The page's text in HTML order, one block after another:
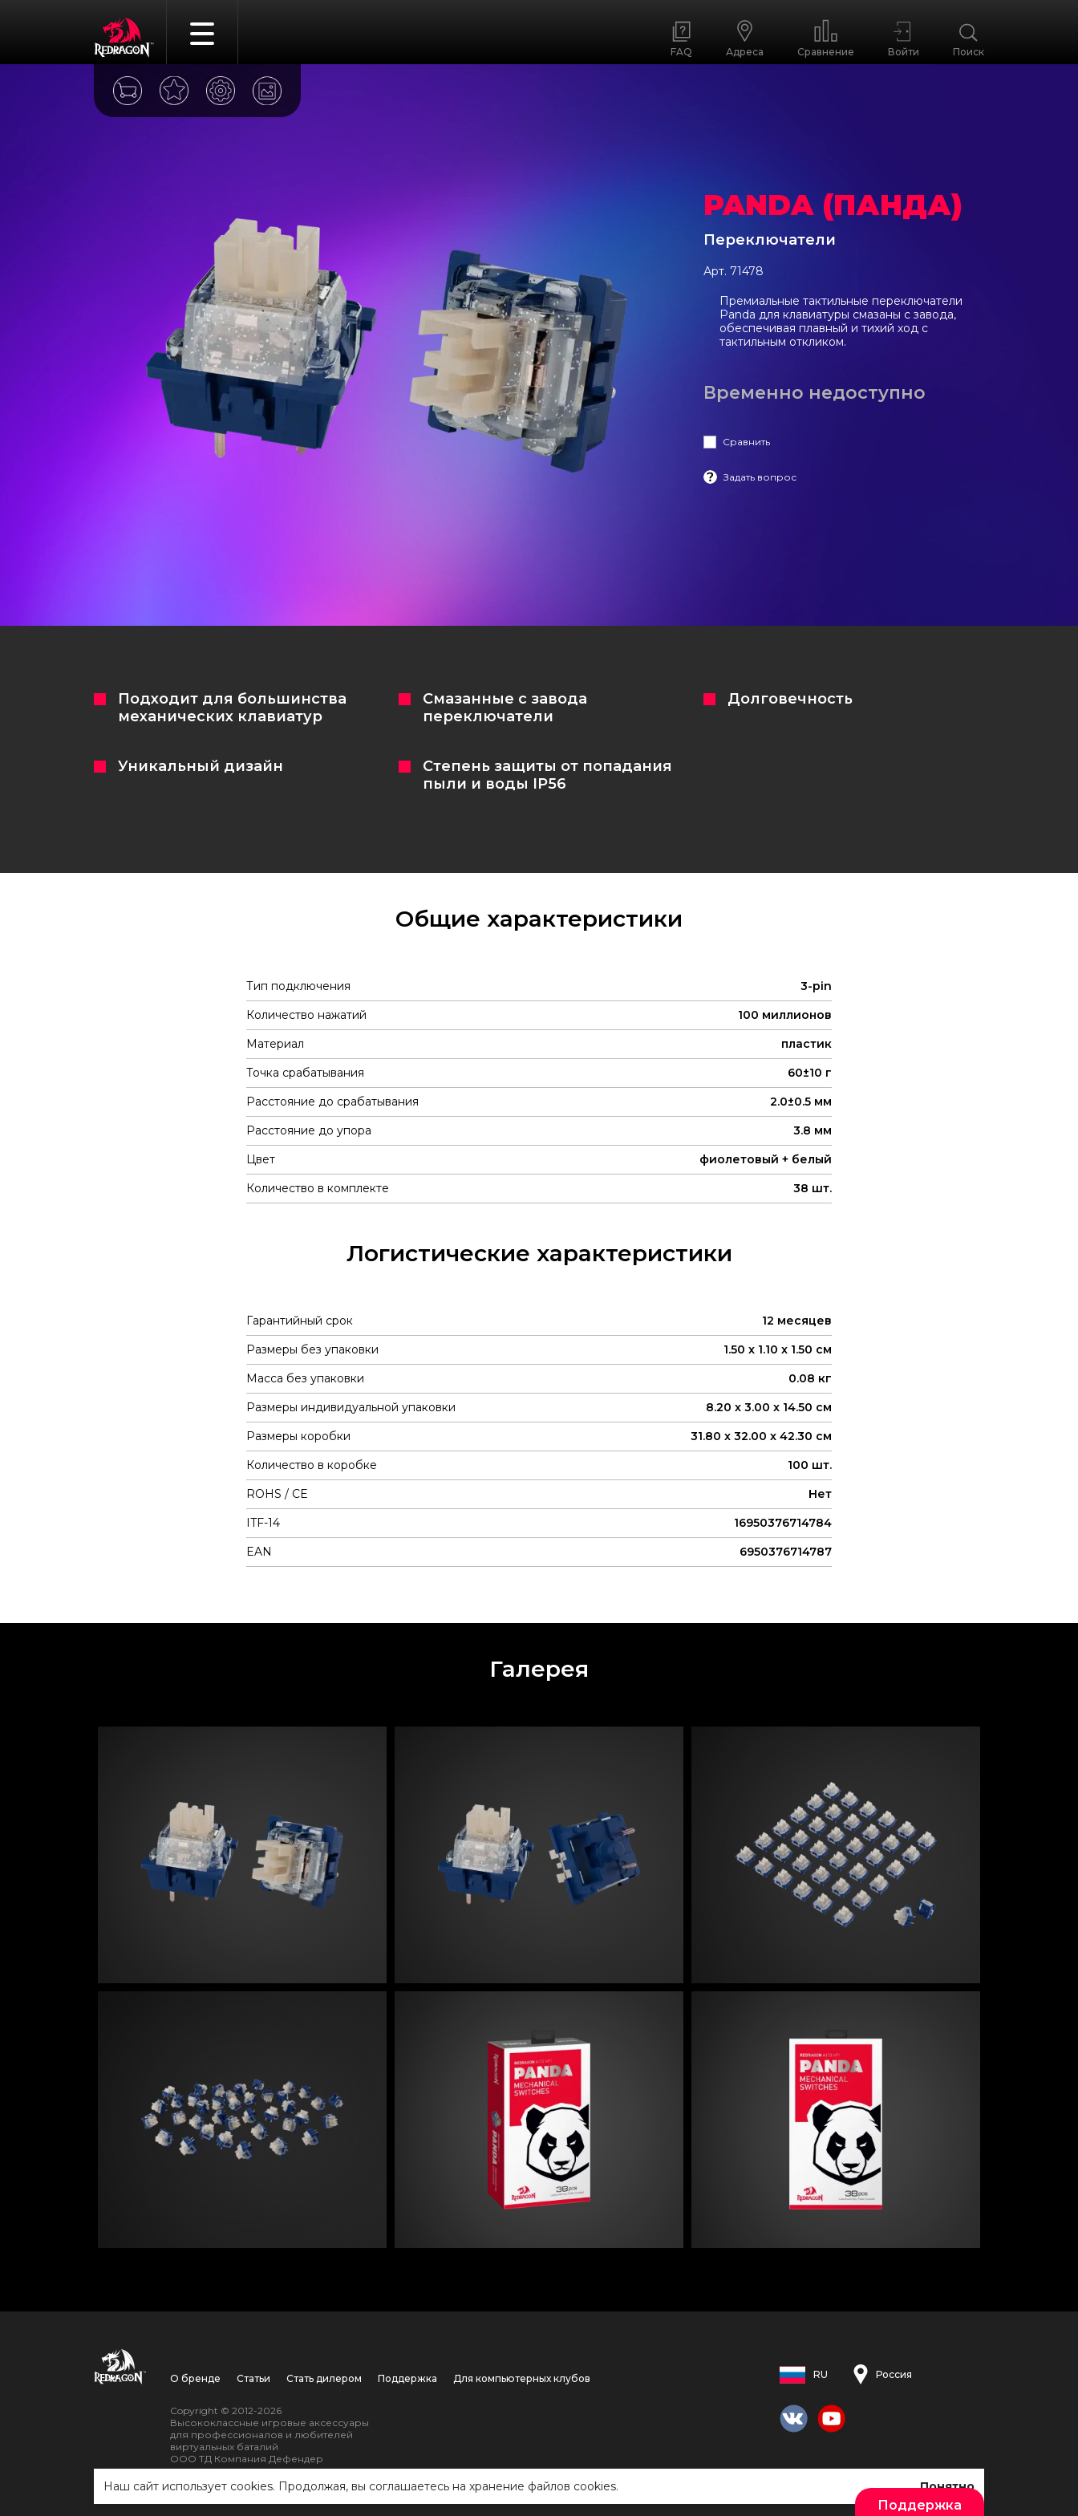
Игровые мыши
Акустические системы
Игровые наборы
Игровые стрим микрофоны
Игровые ковры
Рюкзаки
FAQ Адреса Сравнение Войти Поиск
PANDA (ПАНДА)
Переключатели
Арт. 71478
Премиальные тактильные переключатели
Panda для клавиатуры смазаны с завода,
обеспечивая плавный и тихий ход с
тактильным откликом.
Временно недоступно
Сравнить
Задать вопрос
Подходит для большинства
механических клавиатур
Смазанные с завода
переключатели
Долговечность
Уникальный дизайн
Степень защиты от попадания
пыли и воды IP56
Общие характеристики
Тип подключения
3-pin
Количество нажатий
100 миллионов
Материал
пластик
Точка срабатывания
60±10 г
Расстояние до срабатывания
2.0±0.5 мм
Расстояние до упора
3.8 мм
Цвет
фиолетовый + белый
Количество в комплекте
38 шт.
Логистические характеристики
Гарантийный срок
12 месяцев
Размеры без упаковки
1.50 x 1.10 x 1.50 см
Масса без упаковки
0.08 кг
Размеры индивидуальной упаковки
8.20 x 3.00 x 14.50 см
Размеры коробки
31.80 x 32.00 x 42.30 см
Количество в коробке
100 шт.
ROHS / CE
Нет
ITF-14
16950376714784
EAN
6950376714787
Галерея
О бренде Статьи Стать дилером Поддержка Для компьютерных клубов RU Россия
Copyright © 2012-2026
Высококлассные игровые аксессуары
для профессионалов и любителей
виртуальных баталий
ООО ТД Компания Дефендер
Поддержка
Наш сайт использует cookies. Продолжая, вы соглашаетесь на хранение файлов cookies. Понятно